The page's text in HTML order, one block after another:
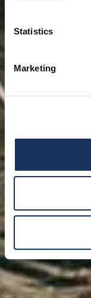
Statistics
Marketing